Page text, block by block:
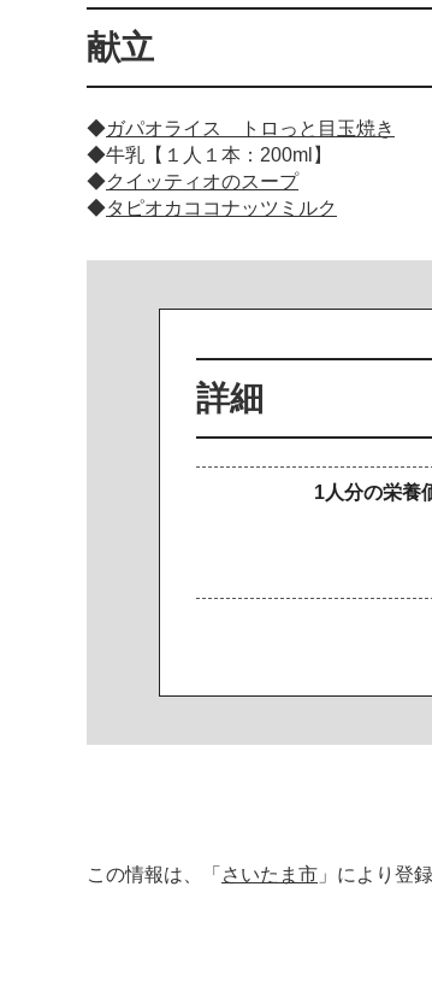
献立
◆ガパオライス トロっと目玉焼き
◆牛乳【１人１本：200ml】
◆クイッティオのスープ
◆タピオカココナッツミルク
詳細
1人分の栄養
この情報は、「 さいたま市 」により登